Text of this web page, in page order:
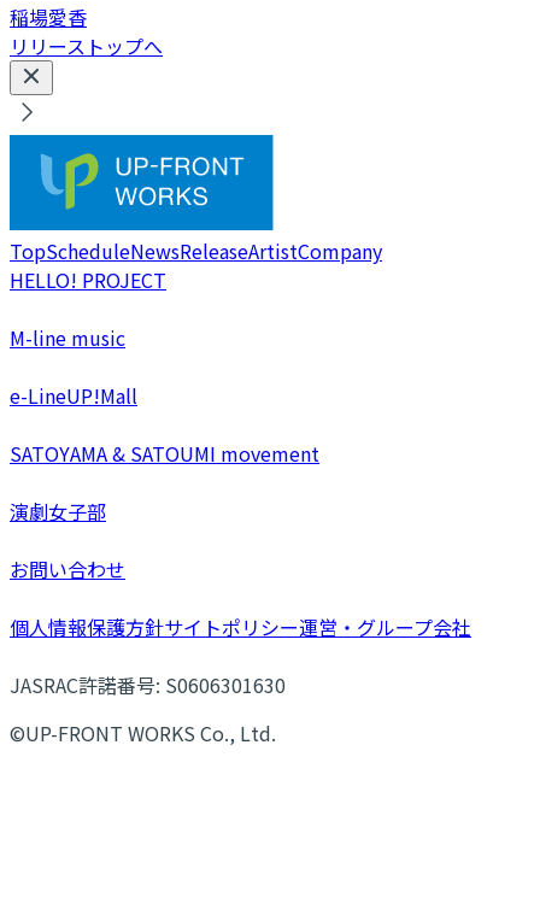
稲場愛香
リリーストップへ
TopScheduleNewsReleaseArtistCompany
HELLO! PROJECT
M-line music
e-LineUP!Mall
SATOYAMA & SATOUMI movement
演劇女子部
お問い合わせ
個人情報保護方針サイトポリシー運営・グループ会社
JASRAC許諾番号: S0606301630
©UP-FRONT WORKS Co., Ltd.